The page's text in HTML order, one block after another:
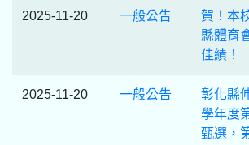
2025-11-20 一般公告
賀！本
縣體育
佳績！
2025-11-20 一般公告
彰化縣
學年度
甄選，